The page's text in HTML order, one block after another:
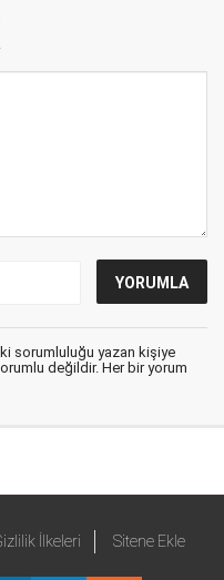
sorumluluğu yazan kişiye
değildir. Her bir yorum
İlkeleri Sitene Ekle